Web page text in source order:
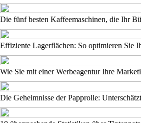
Die fünf besten Kaffeemaschinen, die Ihr
Effiziente Lagerflächen: So optimieren Sie
Wie Sie mit einer Werbeagentur Ihre
Die Geheimnisse der Papprolle: